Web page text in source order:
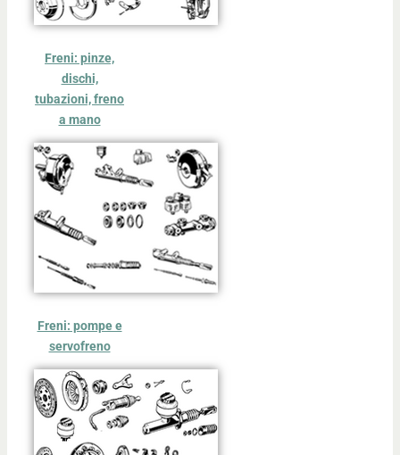
Freni: pinze,
dischi,
tubazioni, freno
a mano
Freni: pompe e
servofreno